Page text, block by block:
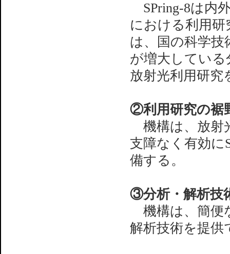
SPring-8は内
における利用
は、国の科学技
が増大してい
放射光利用研
②利用研究の裾
機構は、放射
支障なく有効に
備する。
③分析・解析技
機構は、簡便
解析技術を提